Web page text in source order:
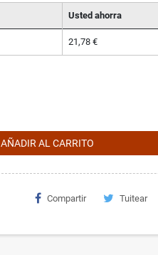
Usted ahorra
21,78 €
AÑADIR AL CARRITO
Compartir Tuitear